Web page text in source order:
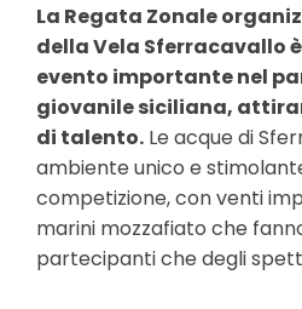
La Regata Zonale
della Vela Sferracavallo
evento importante nel
giovanile siciliana,
di talento. Le acque di
ambiente unico e
competizione, con venti
marini mozzafiato che
partecipanti che degli